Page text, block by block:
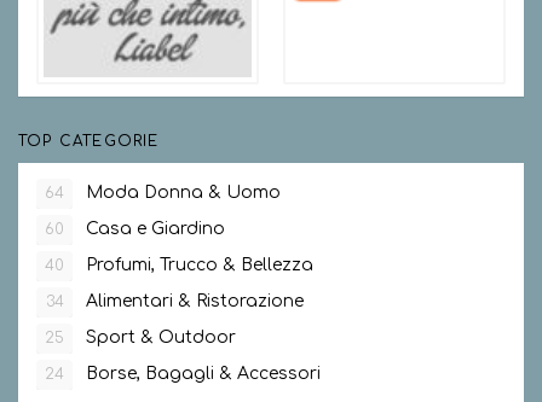
TOP CATEGORIE
64 Moda Donna & Uomo
60 Casa e Giardino
40 Profumi, Trucco & Bellezza
34 Alimentari & Ristorazione
25 Sport & Outdoor
24 Borse, Bagagli & Accessori